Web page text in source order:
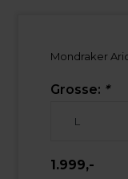
Mondraker
Grosse: *
1.999,-